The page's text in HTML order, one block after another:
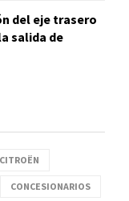
del eje trasero
salida de
CITROËN
CONCESIONARIOS